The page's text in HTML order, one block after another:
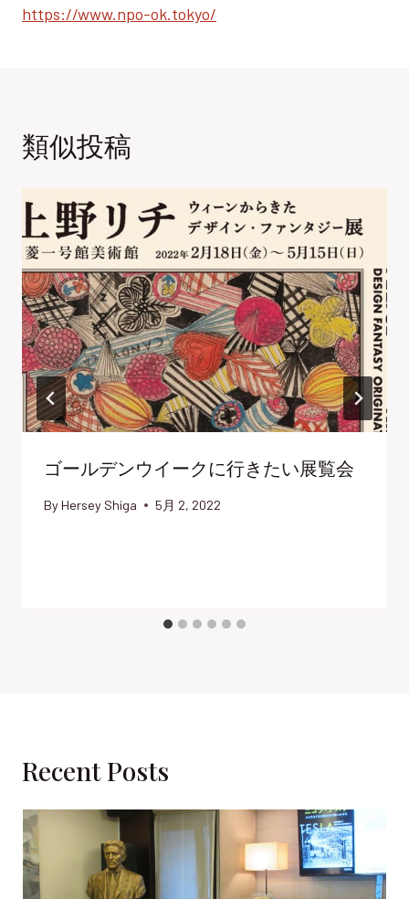
https://www.npo-ok.tokyo/
類似投稿
ゴールデンウイークに行きたい展覧会
By Hersey Shiga 5月 2, 2022
Recent Posts